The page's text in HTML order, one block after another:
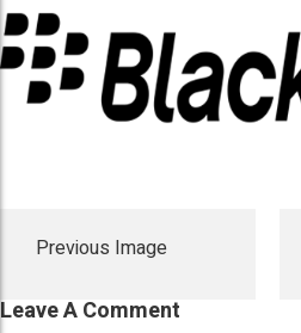
Previous Image
Leave A Comment